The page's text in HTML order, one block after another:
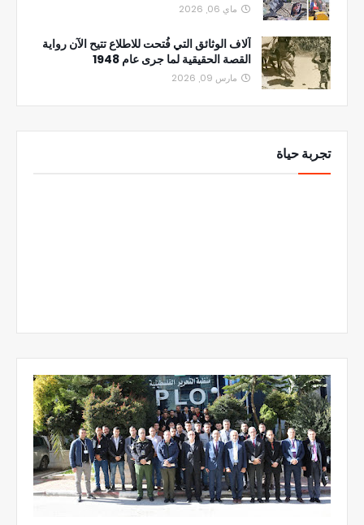
ماي 06, 2026
آلاف الوثائق التي فُتحت للاطلاع تتيح الآن رواية
القصة الحقيقية لما جرى عام 1948
مارس 09, 2026
تجربة حياة